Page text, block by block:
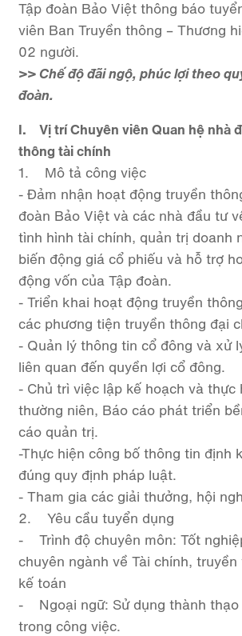
Tập đoàn Bảo Việt thông báo
viên Ban Truyền thông – Thương
02 người.
>> Chế độ đãi ngộ, phúc lợi theo
đoàn.
I. Vị trí Chuyên viên Quan hệ nhà
thông tài chính
1. Mô tả công việc
- Đảm nhận hoạt động truyền
đoàn Bảo Việt và các nhà đầu tư
tình hình tài chính, quản trị doanh
biến động giá cổ phiếu và hỗ trợ
động vốn của Tập đoàn.
- Triển khai hoạt động truyền
các phương tiện truyền thông đại
- Quản lý thông tin cổ đông và xử
liên quan đến quyền lợi cổ đông.
- Chủ trì việc lập kế hoạch và thực
thường niên, Báo cáo phát triển
cáo quản trị.
-Thực hiện công bố thông tin định
đúng quy định pháp luật.
- Tham gia các giải thưởng, hội
2. Yêu cầu tuyển dụng
- Trình độ chuyên môn: Tốt
chuyên ngành về Tài chính,
kế toán
- Ngoại ngữ: Sử dụng thành thạo
trong công việc.